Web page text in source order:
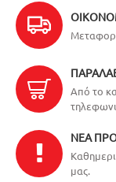
Από το
ΝΈΑ
μας.